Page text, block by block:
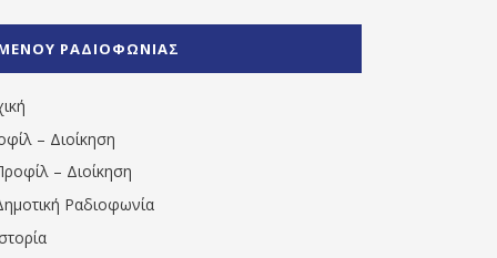
1531194763766854/" artist="" ]
ΡΑΔΙΟΦΩΝΙΑΣ
– Διοίκηση
– Διοίκηση
Ραδιοφωνία